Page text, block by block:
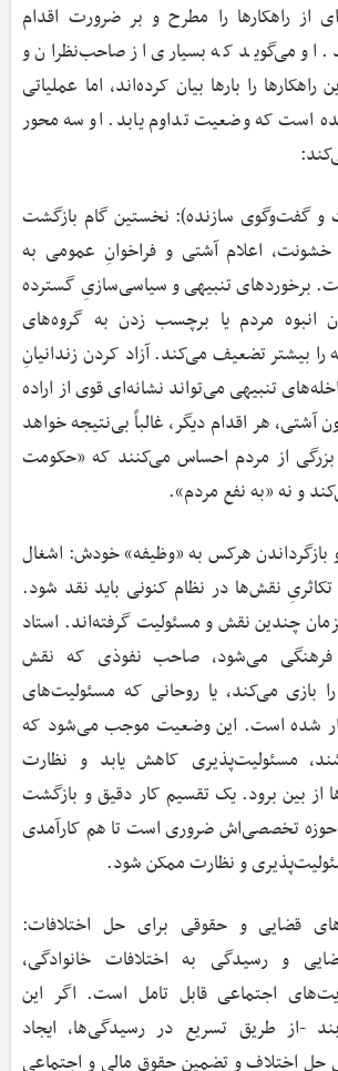
از راهکارها را مطرح و بر ضرورت اقدام
او می‌گوید که بسیاری از صاحب‌نظران و
را بارها بیان کرده‌اند، اما عملیاتی
است که وضعیت تداوم یابد. او سه محور
و گفت‌وگوی سازنده): نخستین گام بازگشت
اعلام آشتی و فراخوانِ عمومی به
برخوردهای تنبیهی و سیاسی‌سازیِ گسترده
انبوه مردم یا برچسب زدن به گروه‌های
را بیشتر تضعیف می‌کند. آزاد کردن زندانیانِ
تنبیهی می‌تواند نشانه‌ای قوی از اراده
آشتی، هر اقدام دیگر، غالباً بی‌نتیجه خواهد
از مردم احساس می‌کنند که «حکومت
و نه «به نفع مردم».
بازگرداندن هرکس به «وظیفه» خودش: اشغال
نقش‌ها در نظام کنونی باید نقد شود.
چندین نقش و مسئولیت گرفته‌اند. استاد
فرهنگی می‌شود، صاحب نفوذی که نقش
بازی می‌کند، یا روحانی‌ که مسئولیت‌های
شده است. این وضعیت موجب می‌شود که
مسئولیت‌پذیری کاهش یابد و نظارت
از بین برود. یک تقسیم ‌کار دقیق و بازگشت
حوزه تخصصی‌اش ضروری است تا هم کارآمدی
و نظارت ممکن شود.
قضایی و حقوقی برای حل اختلافات:
و رسیدگی به اختلافات خانوادگی،
اجتماعی قابل تامل است. اگر این
-از طریق تسریع در رسیدگی‌ها، ایجاد
حل اختلاف و تضمین حقوق مالی و اجتماعی